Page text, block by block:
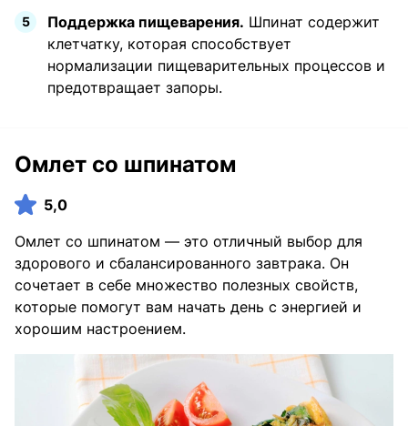
Поддержка пищеварения. Шпинат содержит
клетчатку, которая способствует
нормализации пищеварительных процессов и
предотвращает запоры.
Омлет со шпинатом
5,0
Омлет со шпинатом — это отличный выбор для
здорового и сбалансированного завтрака. Он
сочетает в себе множество полезных свойств,
которые помогут вам начать день с энергией и
хорошим настроением.